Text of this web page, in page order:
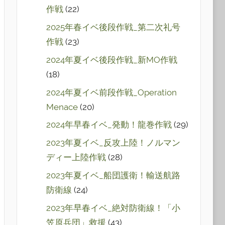
作戦(22)
2025年春イベ後段作戦_第二次礼号
作戦(23)
2024年夏イベ後段作戦_新MO作戦
(18)
2024年夏イベ前段作戦_Operation
Menace(20)
2024年早春イベ_発動！龍巻作戦(29)
2023年夏イベ_反攻上陸！ノルマン
ディー上陸作戦(28)
2023年夏イベ_船団護衛！輸送航路
防衛線 (24)
2023年早春イベ_絶対防衛線！「小
笠原兵団」救援 (43)